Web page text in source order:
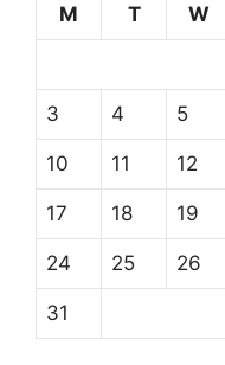
M
T W
3 4 5
10 11 12
17 18 19
24 25 26
31